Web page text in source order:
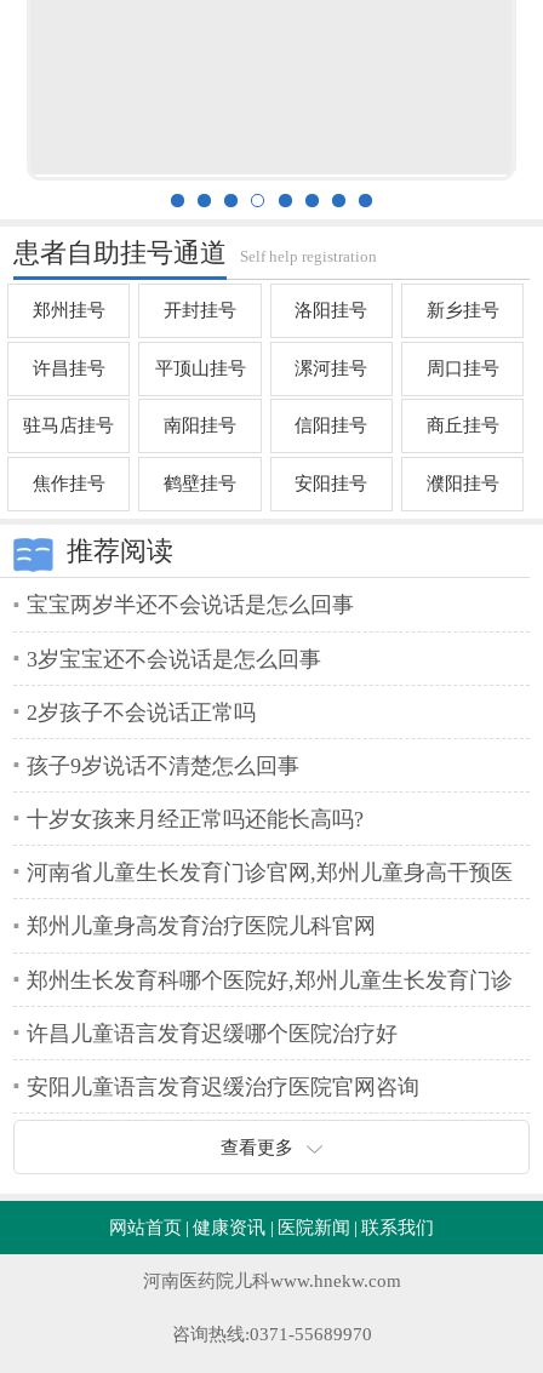
患者自助挂号通道 Self help registration
郑州挂号 开封挂号 洛阳挂号 新乡挂号
许昌挂号 平顶山挂号 漯河挂号 周口挂号
驻马店挂号 南阳挂号 信阳挂号 商丘挂号
焦作挂号 鹤壁挂号 安阳挂号 濮阳挂号
推荐阅读
宝宝两岁半还不会说话是怎么回事
3岁宝宝还不会说话是怎么回事
2岁孩子不会说话正常吗
孩子9岁说话不清楚怎么回事
十岁女孩来月经正常吗还能长高吗?
河南省儿童生长发育门诊官网,郑州儿童身高干预医
院郑州儿童身高发育治疗医院儿科官网
郑州生长发育科哪个医院好,郑州儿童生长发育门诊
许昌儿童语言发育迟缓哪个医院治疗好
安阳儿童语言发育迟缓治疗医院官网咨询
查看更多
网站首页 | 健康资讯 | 医院新闻 | 联系我们
河南医药院儿科www.hnekw.com
咨询热线:0371-55689970